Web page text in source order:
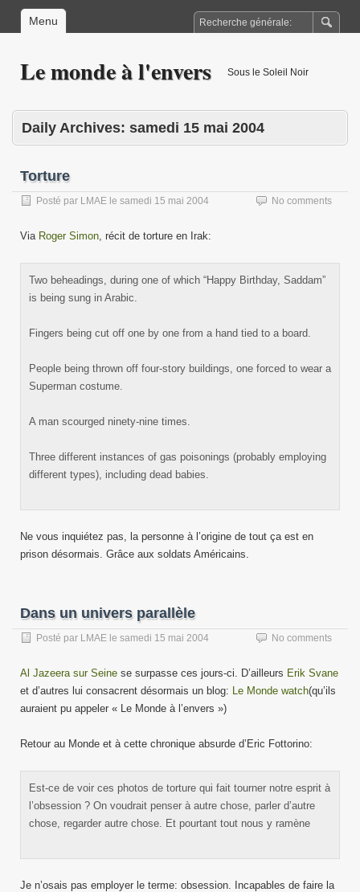
Menu
Le monde à l'envers Sous le Soleil Noir
Daily Archives: samedi 15 mai 2004
Torture
Posté par LMAE le samedi 15 mai 2004 No comments
Via Roger Simon, récit de torture en Irak:
Two beheadings, during one of which “Happy Birthday, Saddam”
is being sung in Arabic.
Fingers being cut off one by one from a hand tied to a board.
People being thrown off four-story buildings, one forced to wear a
Superman costume.
A man scourged ninety-nine times.
Three different instances of gas poisonings (probably employing
different types), including dead babies.
Ne vous inquiétez pas, la personne à l’origine de tout ça est en
prison désormais. Grâce aux soldats Américains.
Dans un univers parallèle
Posté par LMAE le samedi 15 mai 2004 No comments
Al Jazeera sur Seine se surpasse ces jours-ci. D’ailleurs Erik Svane
et d’autres lui consacrent désormais un blog: Le Monde watch(qu’ils
auraient pu appeler « Le Monde à l’envers »)
Retour au Monde et à cette chronique absurde d’Eric Fottorino:
Est-ce de voir ces photos de torture qui fait tourner notre esprit à
l’obsession ? On voudrait penser à autre chose, parler d’autre
chose, regarder autre chose. Et pourtant tout nous y ramène
Je n’osais pas employer le terme: obsession. Incapables de faire la